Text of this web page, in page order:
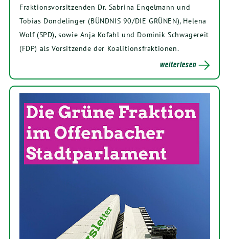
Fraktionsvorsitzenden Dr. Sabrina Engelmann und
Tobias Dondelinger (BÜNDNIS 90/DIE GRÜNEN), Helena
Wolf (SPD), sowie Anja Kofahl und Dominik Schwagereit
(FDP) als Vorsitzende der Koalitionsfraktionen.
weiterlesen